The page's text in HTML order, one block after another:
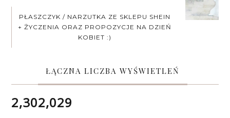
PŁASZCZYK / NARZUTKA ZE SKLEPU SHEIN
+ ŻYCZENIA ORAZ PROPOZYCJE NA DZIEŃ
KOBIET :)
ŁĄCZNA LICZBA WYŚWIETLEŃ
2,302,029